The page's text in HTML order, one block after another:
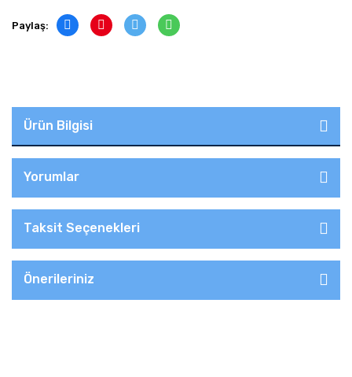
Paylaş:
Ürün Bilgisi
Yorumlar
Taksit Seçenekleri
Önerileriniz